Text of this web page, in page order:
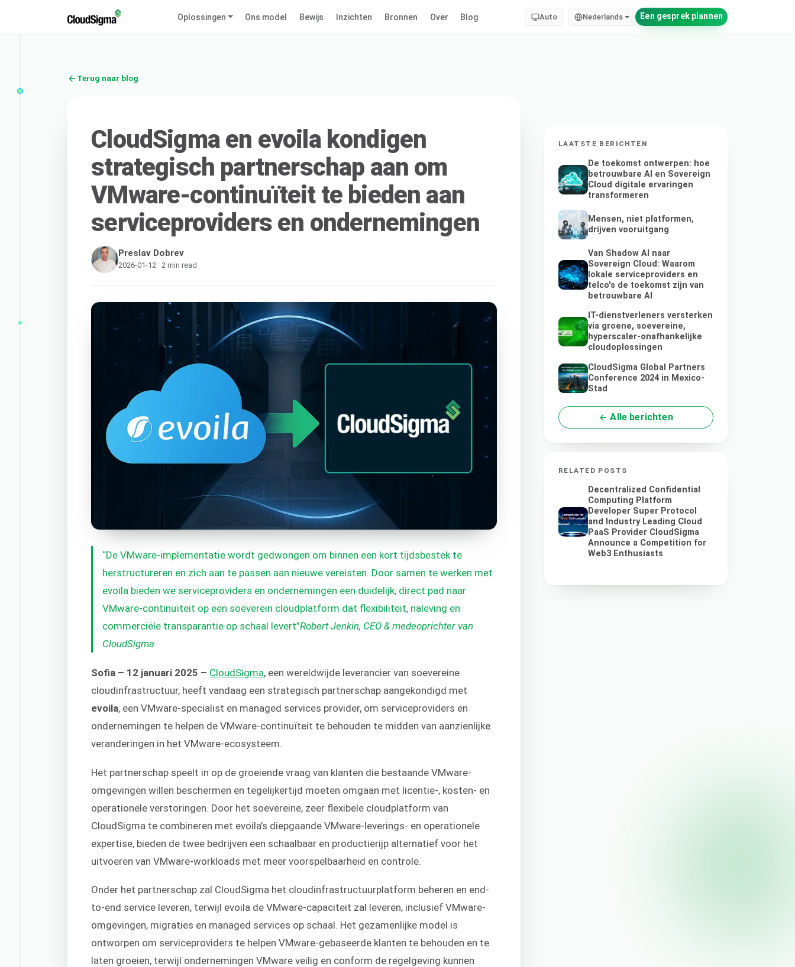
Oplossingen Ons model Bewijs Inzichten Bronnen Over Blog Auto Nederlands Een gesprek plannen
Terug naar blog
CloudSigma en evoila kondigen
strategisch partnerschap aan om
VMware-continuïteit te bieden aan
serviceproviders en ondernemingen
Preslav Dobrev
2026-01-12 · 2 min read
“De VMware-implementatie wordt gedwongen om binnen een kort tijdsbestek te
herstructureren en zich aan te passen aan nieuwe vereisten. Door samen te werken met
evoila bieden we serviceproviders en ondernemingen een duidelijk, direct pad naar
VMware-continuïteit op een soeverein cloudplatform dat flexibiliteit, naleving en
commerciële transparantie op schaal levert”Robert Jenkin, CEO & medeoprichter van
CloudSigma
Sofia – 12 januari 2025 – CloudSigma, een wereldwijde leverancier van soevereine
cloudinfrastructuur, heeft vandaag een strategisch partnerschap aangekondigd met
evoila, een VMware-specialist en managed services provider, om serviceproviders en
ondernemingen te helpen de VMware-continuïteit te behouden te midden van aanzienlijke
veranderingen in het VMware-ecosysteem.
Het partnerschap speelt in op de groeiende vraag van klanten die bestaande VMware-
omgevingen willen beschermen en tegelijkertijd moeten omgaan met licentie-, kosten- en
operationele verstoringen. Door het soevereine, zeer flexibele cloudplatform van
CloudSigma te combineren met evoila’s diepgaande VMware-leverings- en operationele
expertise, bieden de twee bedrijven een schaalbaar en productierijp alternatief voor het
uitvoeren van VMware-workloads met meer voorspelbaarheid en controle.
Onder het partnerschap zal CloudSigma het cloudinfrastructuurplatform beheren en end-
to-end service leveren, terwijl evoila de VMware-capaciteit zal leveren, inclusief VMware-
omgevingen, migraties en managed services op schaal. Het gezamenlijke model is
ontworpen om serviceproviders te helpen VMware-gebaseerde klanten te behouden en te
laten groeien, terwijl ondernemingen VMware veilig en conform de regelgeving kunnen
LAATSTE BERICHTEN
De toekomst ontwerpen: hoe
betrouwbare AI en Sovereign
Cloud digitale ervaringen
transformeren
Mensen, niet platformen,
drijven vooruitgang
Van Shadow AI naar
Sovereign Cloud: Waarom
lokale serviceproviders en
telco's de toekomst zijn van
betrouwbare AI
IT-dienstverleners versterken
via groene, soevereine,
hyperscaler-onafhankelijke
cloudoplossingen
CloudSigma Global Partners
Conference 2024 in Mexico-
Stad
Alle berichten
RELATED POSTS
Decentralized Confidential
Computing Platform
Developer Super Protocol
and Industry Leading Cloud
PaaS Provider CloudSigma
Announce a Competition for
Web3 Enthusiasts